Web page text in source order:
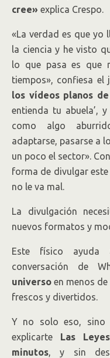
cree» explica Crespo.
«La verdad es que yo
la ciencia y he visto
lo que pasa es que
tiempos», confiesa el
los vídeos planos
entienda tu abuela’,
como algo
adaptarse, pasarse a
un poco el sector».
forma de divulgar
no le va mal.
La divulgación
nuevos formatos y
Este físico ayuda
conversación de
universo en menos
frescos y divertidos.
Y no solo eso, sino
explicarte Las
minutos, y sin